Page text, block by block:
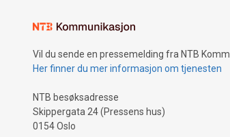
Vil du sende en pressemelding fra NTB
Her finner du mer informasjon om tjenesten
NTB besøksadresse
Skippergata 24 (Pressens hus)
0154 Oslo